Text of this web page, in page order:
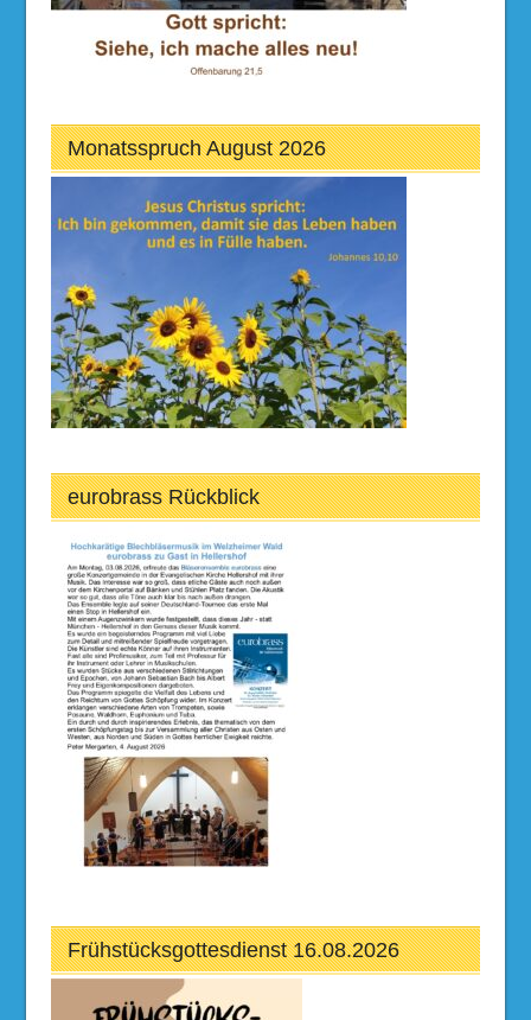
Monatsspruch August 2026
eurobrass Rückblick
Frühstücksgottesdienst 16.08.2026